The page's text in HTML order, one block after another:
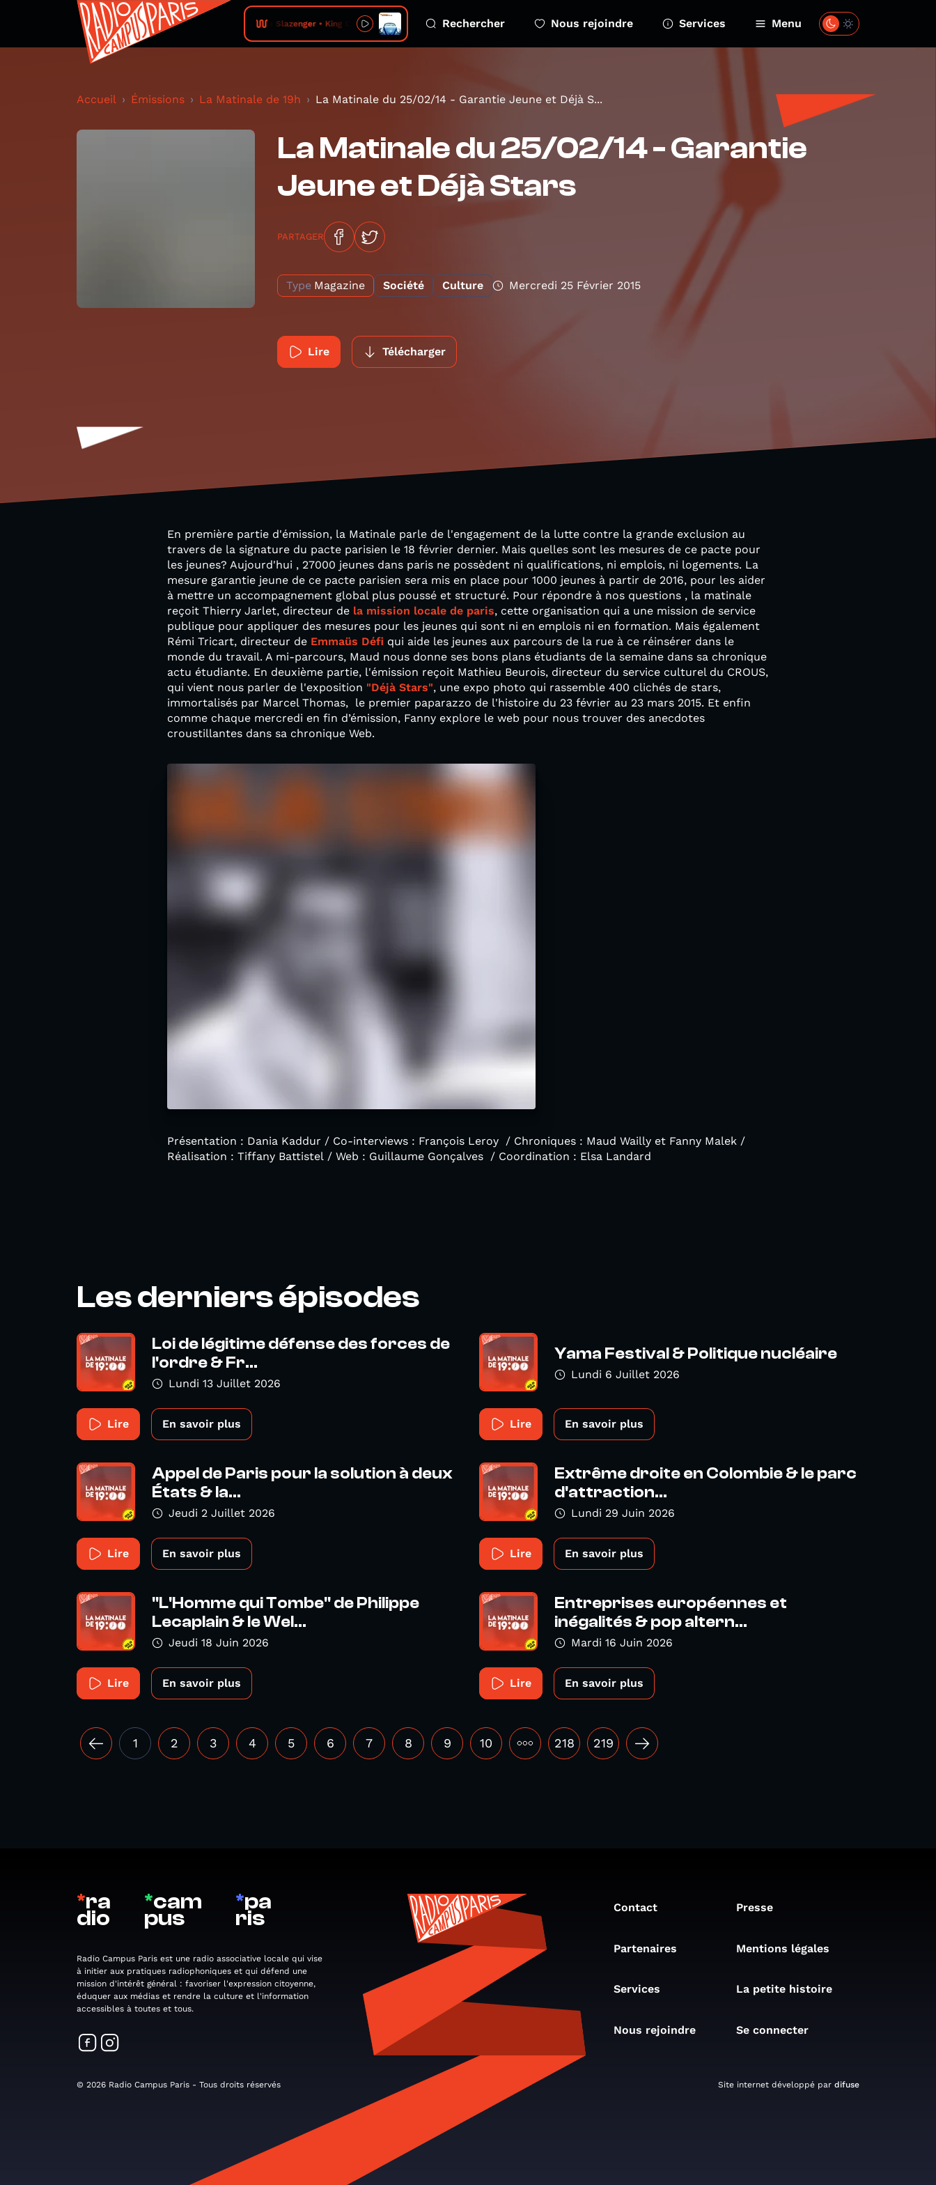
Jake Slazenger • King Of The Beats Rechercher Nous rejoindre Services Menu
Accueil Émissions La Matinale de 19h La Matinale du 25/02/14 - Garantie Jeune et Déjà S...
La Matinale du 25/02/14 - Garantie
Jeune et Déjà Stars
PARTAGER
Type Magazine Société Culture Mercredi 25 Février 2015
Lire Télécharger
En première partie d'émission, la Matinale parle de l'engagement de la lutte contre la grande exclusion au
travers de la signature du pacte parisien le 18 février dernier. Mais quelles sont les mesures de ce pacte pour
les jeunes? Aujourd'hui , 27000 jeunes dans paris ne possèdent ni qualifications, ni emplois, ni logements. La
mesure garantie jeune de ce pacte parisien sera mis en place pour 1000 jeunes à partir de 2016, pour les aider
à mettre un accompagnement global plus poussé et structuré. Pour répondre à nos questions , la matinale
reçoit Thierry Jarlet, directeur de la mission locale de paris, cette organisation qui a une mission de service
publique pour appliquer des mesures pour les jeunes qui sont ni en emplois ni en formation. Mais également
Rémi Tricart, directeur de Emmaüs Défi qui aide les jeunes aux parcours de la rue à ce réinsérer dans le
monde du travail. A mi-parcours, Maud nous donne ses bons plans étudiants de la semaine dans sa chronique
actu étudiante. En deuxième partie, l'émission reçoit Mathieu Beurois, directeur du service culturel du CROUS,
qui vient nous parler de l'exposition "Déjà Stars", une expo photo qui rassemble 400 clichés de stars,
immortalisés par Marcel Thomas, le premier paparazzo de l'histoire du 23 février au 23 mars 2015. Et enfin
comme chaque mercredi en fin d’émission, Fanny explore le web pour nous trouver des anecdotes
croustillantes dans sa chronique Web.
Présentation : Dania Kaddur / Co-interviews : François Leroy / Chroniques : Maud Wailly et Fanny Malek /
Réalisation : Tiffany Battistel / Web : Guillaume Gonçalves / Coordination : Elsa Landard
Les derniers épisodes
Loi de légitime défense des forces de
l'ordre & Fr...
Lundi 13 Juillet 2026
Lire En savoir plus
Yama Festival & Politique nucléaire
Lundi 6 Juillet 2026
Lire En savoir plus
Appel de Paris pour la solution à deux
États & la...
Jeudi 2 Juillet 2026
Lire En savoir plus
Extrême droite en Colombie & le parc
d'attraction...
Lundi 29 Juin 2026
Lire En savoir plus
"L'Homme qui Tombe" de Philippe
Lecaplain & le Wel...
Jeudi 18 Juin 2026
Lire En savoir plus
Entreprises européennes et
inégalités & pop altern...
Mardi 16 Juin 2026
Lire En savoir plus
1 2 3 4 5 6 7 8 9 10 ••• 218 219
*ra
dio
*cam
pus
*pa
ris
Radio Campus Paris est une radio associative locale qui vise
à initier aux pratiques radiophoniques et qui défend une
mission d'intérêt général : favoriser l'expression citoyenne,
éduquer aux médias et rendre la culture et l'information
accessibles à toutes et tous.
Contact Presse
Partenaires Mentions légales
Services La petite histoire
Nous rejoindre Se connecter
© 2026 Radio Campus Paris - Tous droits réservés Site internet développé par difuse